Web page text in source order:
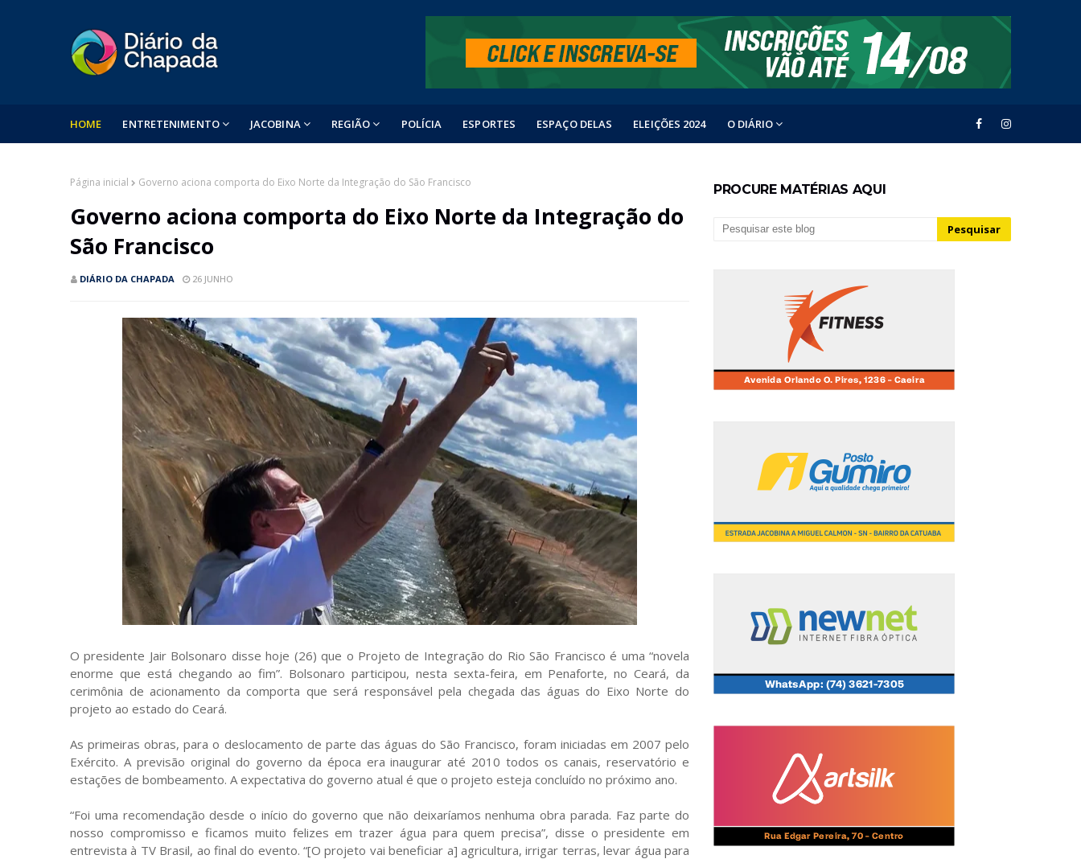
HOME ENTRETENIMENTO JACOBINA REGIÃO POLÍCIA ESPORTES ESPAÇO DELAS ELEIÇÕES 2024 O DIÁRIO
Página inicial Governo aciona comporta do Eixo Norte da Integração do São Francisco
Governo aciona comporta do Eixo Norte da Integração do
São Francisco
DIÁRIO DA CHAPADA 26 JUNHO
O presidente Jair Bolsonaro disse hoje (26) que o Projeto de Integração do Rio São Francisco é uma “novela
enorme que está chegando ao fim”. Bolsonaro participou, nesta sexta-feira, em Penaforte, no Ceará, da
cerimônia de acionamento da comporta que será responsável pela chegada das águas do Eixo Norte do
projeto ao estado do Ceará.
As primeiras obras, para o deslocamento de parte das águas do São Francisco, foram iniciadas em 2007 pelo
Exército. A previsão original do governo da época era inaugurar até 2010 todos os canais, reservatório e
estações de bombeamento. A expectativa do governo atual é que o projeto esteja concluído no próximo ano.
“Foi uma recomendação desde o início do governo que não deixaríamos nenhuma obra parada. Faz parte do
nosso compromisso e ficamos muito felizes em trazer água para quem precisa”, disse o presidente em
entrevista à TV Brasil, ao final do evento. “[O projeto vai beneficiar a] agricultura, irrigar terras, levar água para
PROCURE MATÉRIAS AQUI